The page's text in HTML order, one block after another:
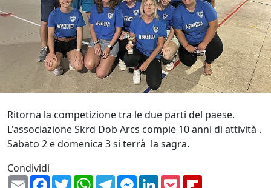
Ritorna la competizione tra le due parti del paese.
L'associazione Skrd Dob Arcs compie 10 anni di attività .
Sabato 2 e domenica 3 si terrà la sagra.
Condividi
EmailFacebook
TwitterWhatsApp
TelegramMessenger
LinkedIn
Pocket